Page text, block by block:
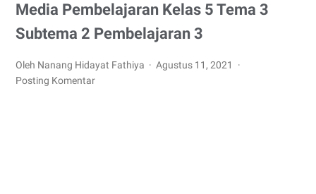
Media Pembelajaran Kelas 5 Tema 3
Subtema 2 Pembelajaran 3
Oleh Nanang Hidayat Fathiya
Agustus 11, 2021
Posting Komentar